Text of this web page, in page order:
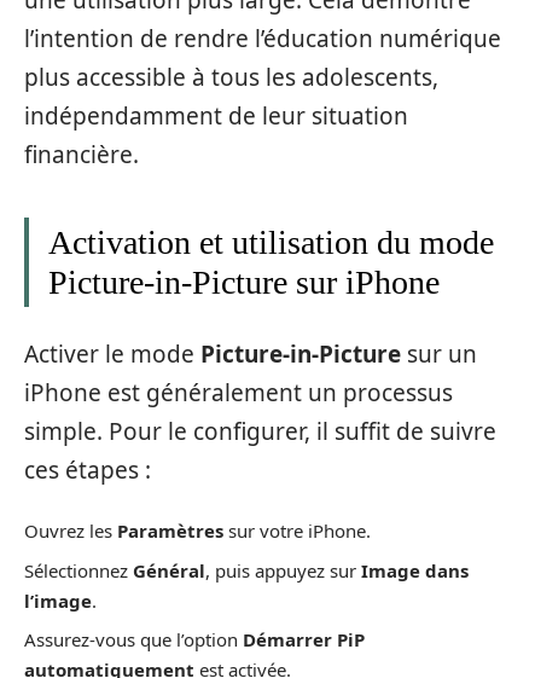
l’intention de rendre l’éducation numérique
plus accessible à tous les adolescents,
indépendamment de leur situation
financière.
Activation et utilisation du mode
Picture-in-Picture sur iPhone
Activer le mode Picture-in-Picture sur un
iPhone est généralement un processus
simple. Pour le configurer, il suffit de suivre
ces étapes :
Ouvrez les Paramètres sur votre iPhone.
Sélectionnez Général, puis appuyez sur Image dans
l’image.
Assurez-vous que l’option Démarrer PiP
automatiquement est activée.